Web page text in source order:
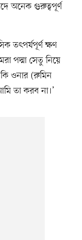
অনেক গুরুত্বপূর্ণ
তৎপর্যপূর্ণ ক্ষণ
পদ্মা সেতু নিয়ে
ওনার (রুমিন
তা করব না।’